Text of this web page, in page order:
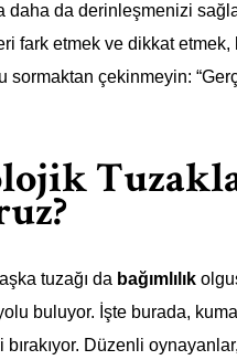
daha da derinleşmenizi
fark etmek ve dikkat
sormaktan çekinmeyin:
tuzağı da bağımlılık
buluyor. İşte burada,
bırakıyor. Düzenli